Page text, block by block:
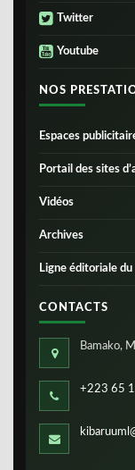
Twitter
Youtube
NOS
Espaces
Portail des sites
Vidéos
Archives
Ligne éditoriale du
CONTACTS
Bamako,
+223 65